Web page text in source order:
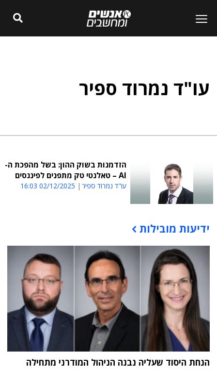
עו"ד נמרוד ספיר
הזדמנות בשוק ההון: בשל מהפכת ה-
AI – טאלנטי טק מתפנים לפיננסים
עו"ד נמרוד ספיר 02/12/2025 16:03
תוכן פרסומי
ידיעות מובילות
הנחת היסוד שעליה נבנה הניהול המודרני מתחילה